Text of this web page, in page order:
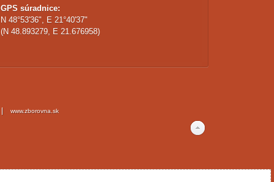
GPS súradnice:
N 48°53'36", E 21°40'37"
(N 48.893279, E 21.676958)
www.zborovna.sk